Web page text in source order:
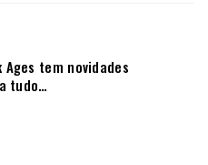
Ages tem novidades
tudo…